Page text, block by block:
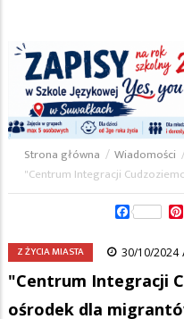
Ścieżka
nawigacyjna
Strona główna / Wiadomości
"Centrum Integracji
Z ŻYCIA MIASTA 30/10/2024
"Centrum Integracji
ośrodek dla